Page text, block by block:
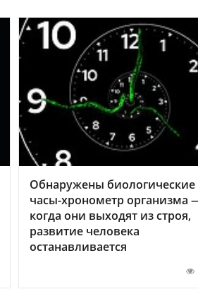
Обнаружены биологические
часы-хронометр организма
когда они выходят из строя,
развитие человека
останавливается